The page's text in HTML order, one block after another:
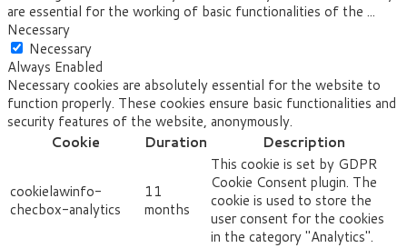
are essential for the working of basic functionalities of the ...
Necessary
Necessary
Always Enabled
Necessary cookies are absolutely essential for the website to
function properly. These cookies ensure basic functionalities and
security features of the website, anonymously.
Cookie
Duration Description
cookielawinfo-
checbox-analytics
11
months
This cookie is set by GDPR
Cookie Consent plugin. The
cookie is used to store the
user consent for the cookies
in the category "Analytics".